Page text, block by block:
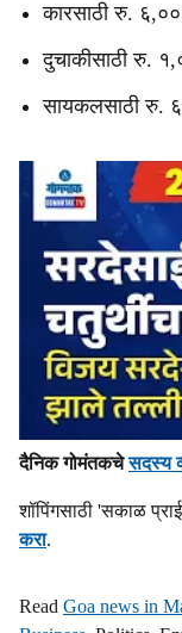
कारसाठी रु.
दुचाकीसाठी रु.
सायकलसाठी रु.
दैनिक गोमंतकचेसदस्य
शॉपिंगसाठी 'सकाळ
करा.
Read Goa news in